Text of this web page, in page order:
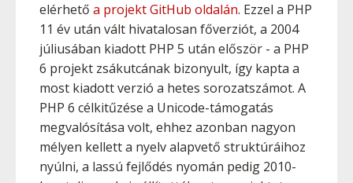
elérhető a projekt GitHub oldalán. Ezzel a PHP
11 év után vált hivatalosan főverziót, a 2004
júliusában kiadott PHP 5 után először - a PHP
6 projekt zsákutcának bizonyult, így kapta a
most kiadott verzió a hetes sorozatszámot. A
PHP 6 célkitűzése a Unicode-támogatás
megvalósítása volt, ehhez azonban nagyon
mélyen kellett a nyelv alapvető struktúráihoz
nyúlni, a lassú fejlődés nyomán pedig 2010-